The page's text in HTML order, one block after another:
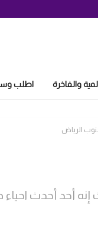
والفاخرة اطلب
جنوب الرياض
إنه أحد أحدث